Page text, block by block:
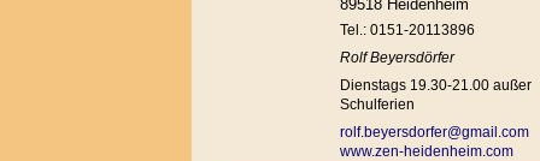
89518 Heidenheim
Tel.: 0151-20113896
Rolf Beyersdörfer
Dienstags 19.30-21.00 außer
Schulferien
rolf.beyersdorfer@gmail.com
www.zen-heidenheim.com